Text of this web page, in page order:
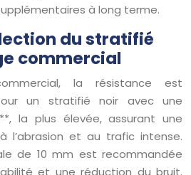
à long terme.
du stratifié
commercial
la résistance est
un stratifié noir avec une
la plus élevée, assurant une
l’abrasion et au trafic intense.
de 10 mm est recommandée
et une réduction du bruit.